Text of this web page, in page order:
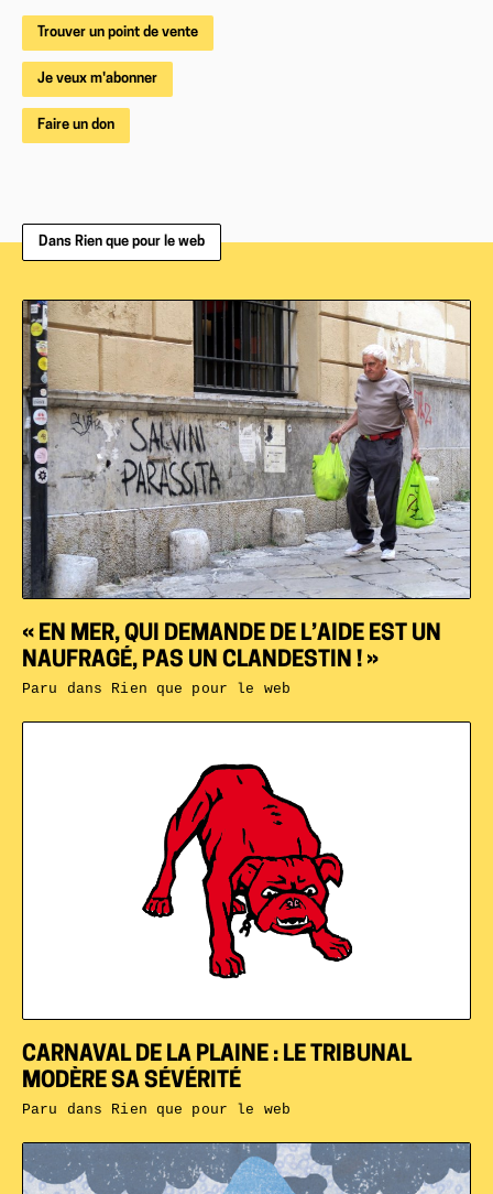
Trouver un point de vente
Je veux m'abonner
Faire un don
Dans Rien que pour le web
CARNAVAL DE LA PLAINE : LE TRIBUNAL
MODÈRE SA SÉVÉRITÉ
Paru dans Rien que pour le web
« EN MER, QUI DEMANDE DE L’AIDE EST UN
NAUFRAGÉ, PAS UN CLANDESTIN ! »
Paru dans Rien que pour le web